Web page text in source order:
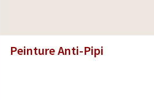
Peinture Anti-Pipi